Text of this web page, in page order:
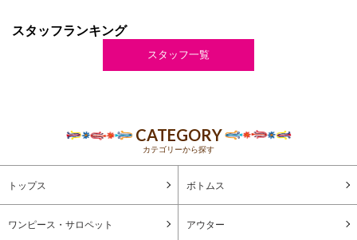
スタッフランキング
スタッフ一覧
CATEGORY
カテゴリーから探す
トップス ボトムス
ワンピース・サロペット アウター